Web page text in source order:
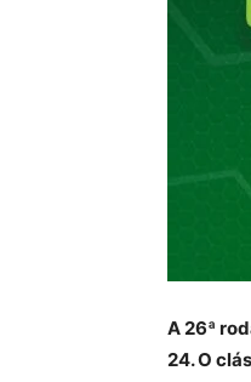
A 26ª
24. O